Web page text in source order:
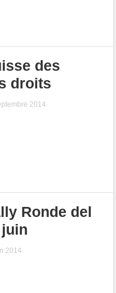
des
droits
2014
Ronde del
2014